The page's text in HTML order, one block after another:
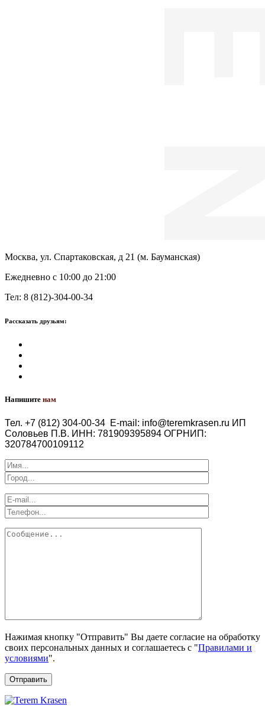
Москва, ул. Спартаковская, д 21 (м. Бауманская)
Ежедневно с 10:00 до 21:00
Тел: 8 (812)-304-00-34
Рассказать друзьям:
Напишите нам
Тел. +7 (812) 304-00-34 E-mail: info@teremkrasen.ru ИП
Соловьев П.В. ИНН: 781909395894 ОГРНИП:
320784700109112
Нажимая кнопку "Отправить" Вы даете согласие на обработку
своих персональных данных и соглашаетесь с "Правилами и
условиями".
Отправить